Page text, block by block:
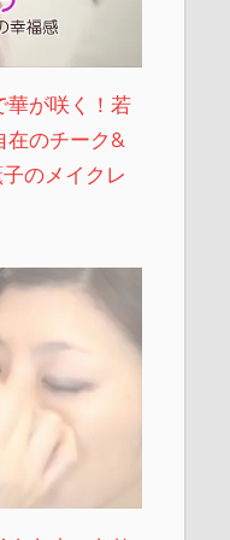
華が咲く！若
在のチーク&
のメイクレ